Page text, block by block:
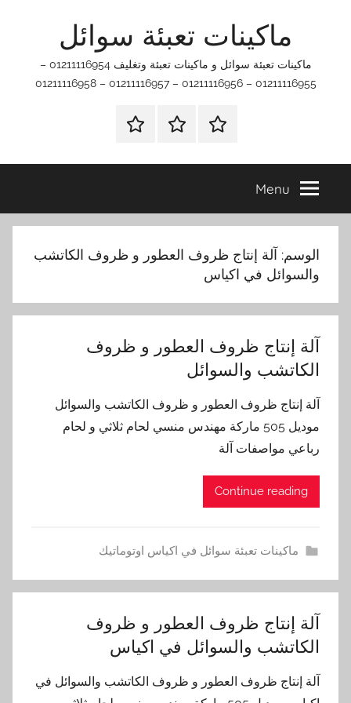
ماكينات تعبئة سوائل
ماكينات تعبئة سوائل و ماكينات تعبئة وتغليف 01211116954 –
01211116955 – 01211116956 – 01211116957 – 01211116958
اتصل
اتـصـل
في
التي
الرئيسيه
Menu
الوسم: آلة إنتاج ظروف العطور و ظروف الكاتشب
والسوائل في اكياس
آلة إنتاج ظروف العطور و ظروف
الكاتشب والسوائل
آلة إنتاج ظروف العطور و ظروف الكاتشب والسوائل
موديل 505 ماركة مهندس منسي لحام ثلاثي و لحام
رباعي مواصفات آلة
Continue reading
ماكينات تعبئة سوائل في اكياس اوتوماتيك
آلة إنتاج ظروف العطور و ظروف
الكاتشب والسوائل في اكياس
آلة إنتاج ظروف العطور و ظروف الكاتشب والسوائل في